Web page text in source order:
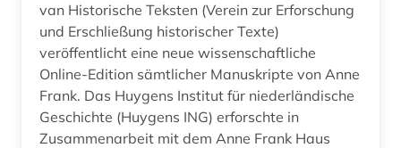
friesisch (3)
fritz (1)
fritzner, johan | priester; lexikograf (1)
frömmigkeit (1)
van Historische Teksten (Verein zur Erforschung
und Erschließung historischer Texte)
veröffentlicht eine neue wissenschaftliche
Online-Edition sämtlicher Manuskripte von Anne
Frank. Das Huygens Institut für niederländische
Geschichte (Huygens ING) erforschte in
Zusammenarbeit mit dem Anne Frank Haus